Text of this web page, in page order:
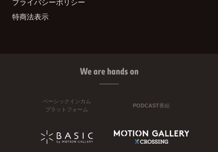
特商法表示
We are hands on
ベーシックインカム
プラットフォーム
PODCAST番組